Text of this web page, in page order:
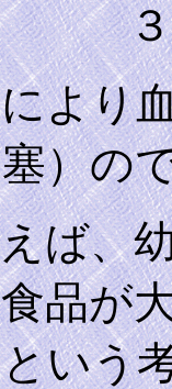
り
）の
、
品が
いう